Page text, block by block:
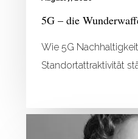
5G – die
Wie 5G
Standortattraktivität